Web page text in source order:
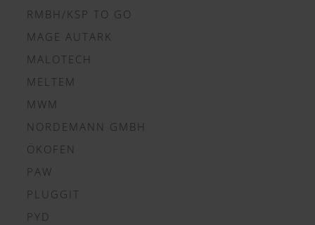
RMBH/KSP TO GO
MAGE AUTARK
MALOTECH
MELTEM
MWM
NORDEMANN GMBH
ÖKOFEN
PAW
PLUGGIT
PYD